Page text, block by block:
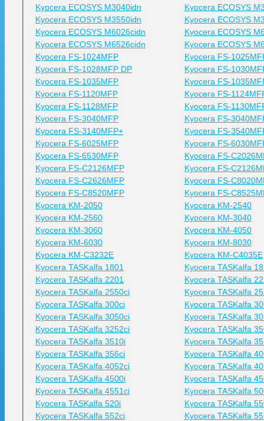
Kyocera ECOSYS M3040idn
Kyocera ECOSYS
Kyocera ECOSYS M3550idn
Kyocera ECOSYS
Kyocera ECOSYS M6026cidn
Kyocera ECOSYS
Kyocera ECOSYS M6526cidn
Kyocera ECOSYS
Kyocera FS-1024MFP
Kyocera FS-
Kyocera FS-1028MFP DP
Kyocera FS-
Kyocera FS-1035MFP
Kyocera FS-
Kyocera FS-1120MFP
Kyocera FS-
Kyocera FS-1128MFP
Kyocera FS-
Kyocera FS-3040MFP
Kyocera FS-
Kyocera FS-3140MFP+
Kyocera FS-
Kyocera FS-6025MFP
Kyocera FS-
Kyocera FS-6530MFP
Kyocera FS-
Kyocera FS-C2126MFP
Kyocera FS-
Kyocera FS-C2626MFP
Kyocera FS-
Kyocera FS-C8520MFP
Kyocera FS-
Kyocera KM-2050
Kyocera KM-2540
Kyocera KM-2560
Kyocera KM-3040
Kyocera KM-3060
Kyocera KM-4050
Kyocera KM-6030
Kyocera KM-8030
Kyocera KM-C3232E
Kyocera KM-C4035E
Kyocera TASKalfa 1801
Kyocera TASKalfa
Kyocera TASKalfa 2201
Kyocera TASKalfa
Kyocera TASKalfa 2550ci
Kyocera TASKalfa
Kyocera TASKalfa 300ci
Kyocera TASKalfa
Kyocera TASKalfa 3050ci
Kyocera TASKalfa
Kyocera TASKalfa 3252ci
Kyocera TASKalfa
Kyocera TASKalfa 3510i
Kyocera TASKalfa
Kyocera TASKalfa 356ci
Kyocera TASKalfa
Kyocera TASKalfa 4052ci
Kyocera TASKalfa
Kyocera TASKalfa 4500i
Kyocera TASKalfa
Kyocera TASKalfa 4551ci
Kyocera TASKalfa
Kyocera TASKalfa 520i
Kyocera TASKalfa
Kyocera TASKalfa 552ci
Kyocera TASKalfa